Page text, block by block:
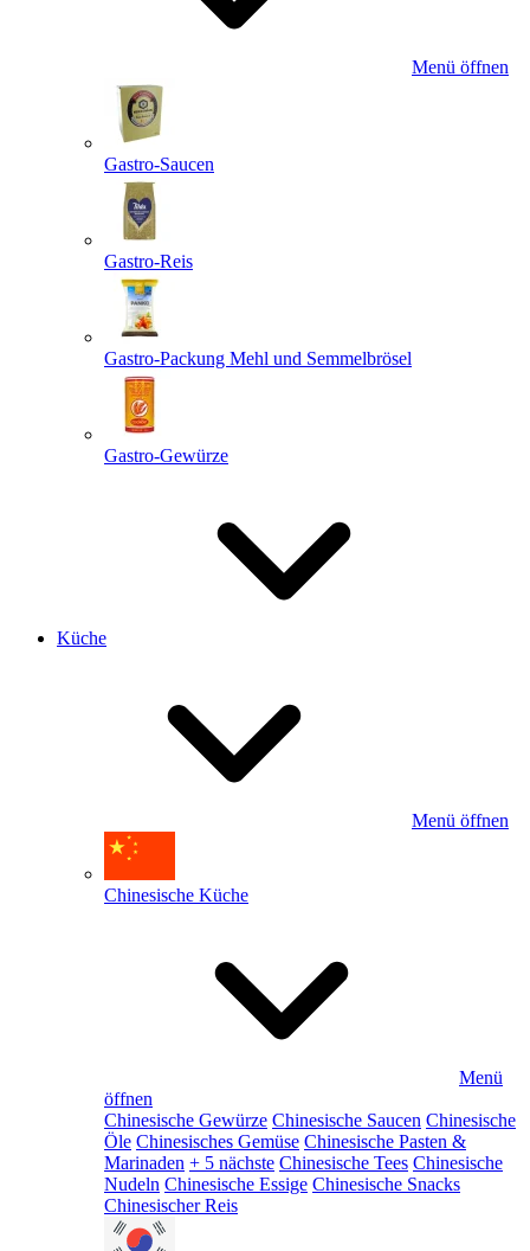
Menü öffnen
Gastro-Saucen
Gastro-Reis
Gastro-Packung Mehl und Semmelbrösel
Gastro-Gewürze
Küche
Menü öffnen
Chinesische Küche
Menü
öffnen
Chinesische Gewürze Chinesische Saucen Chinesische
Öle Chinesisches Gemüse Chinesische Pasten &
Marinaden + 5 nächste Chinesische Tees Chinesische
Nudeln Chinesische Essige Chinesische Snacks
Chinesischer Reis